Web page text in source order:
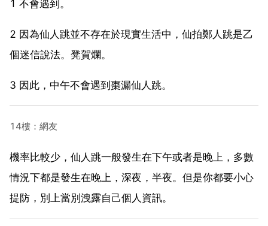
1 不會遇到。
2 因為仙人跳並不存在於現實生活中，仙拍鄭人跳是乙
個迷信說法。凳賀爛。
3 因此，中午不會遇到棗漏仙人跳。
14樓：網友
機率比較少，仙人跳一般發生在下午或者是晚上，多數
情況下都是發生在晚上，深夜，半夜。但是你都要小心
提防，別上當別洩露自己個人資訊。